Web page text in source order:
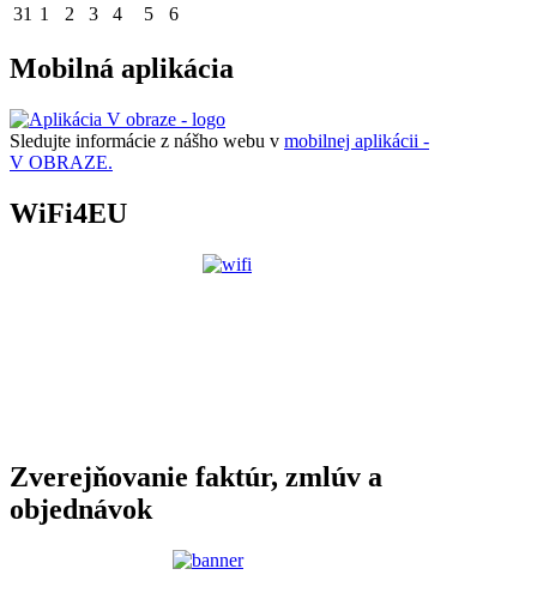
31 1 2 3 4 5 6
Mobilná aplikácia
Sledujte informácie z nášho webu v mobilnej aplikácii -
V OBRAZE.
WiFi4EU
Zverejňovanie faktúr, zmlúv a
objednávok